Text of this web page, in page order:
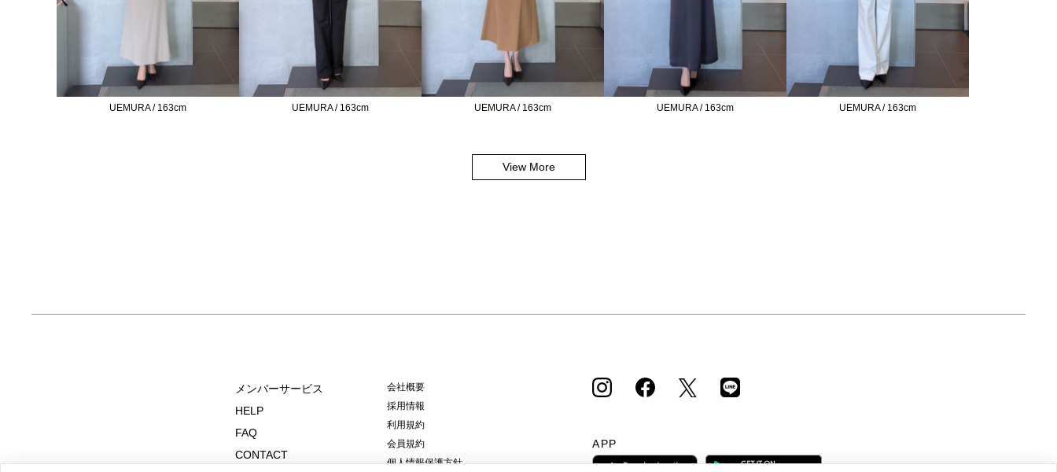
UEMURA / 163cm UEMURA / 163cm UEMURA / 163cm UEMURA / 163cm UEMURA / 163cm
View More
メンバーサービス
HELP
FAQ
CONTACT
会社概要
採用情報
利用規約
会員規約
個人情報保護方針
APP